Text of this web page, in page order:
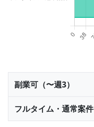
副業可（〜週3）
フルタイム・通常案件